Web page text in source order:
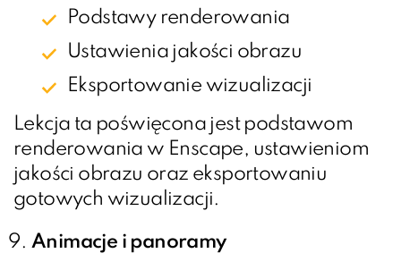
Podstawy renderowania
Ustawienia jakości obrazu
Eksportowanie wizualizacji
Lekcja ta poświęcona jest podstawom
renderowania w Enscape, ustawieniom
jakości obrazu oraz eksportowaniu
gotowych wizualizacji.
Animacje i panoramy